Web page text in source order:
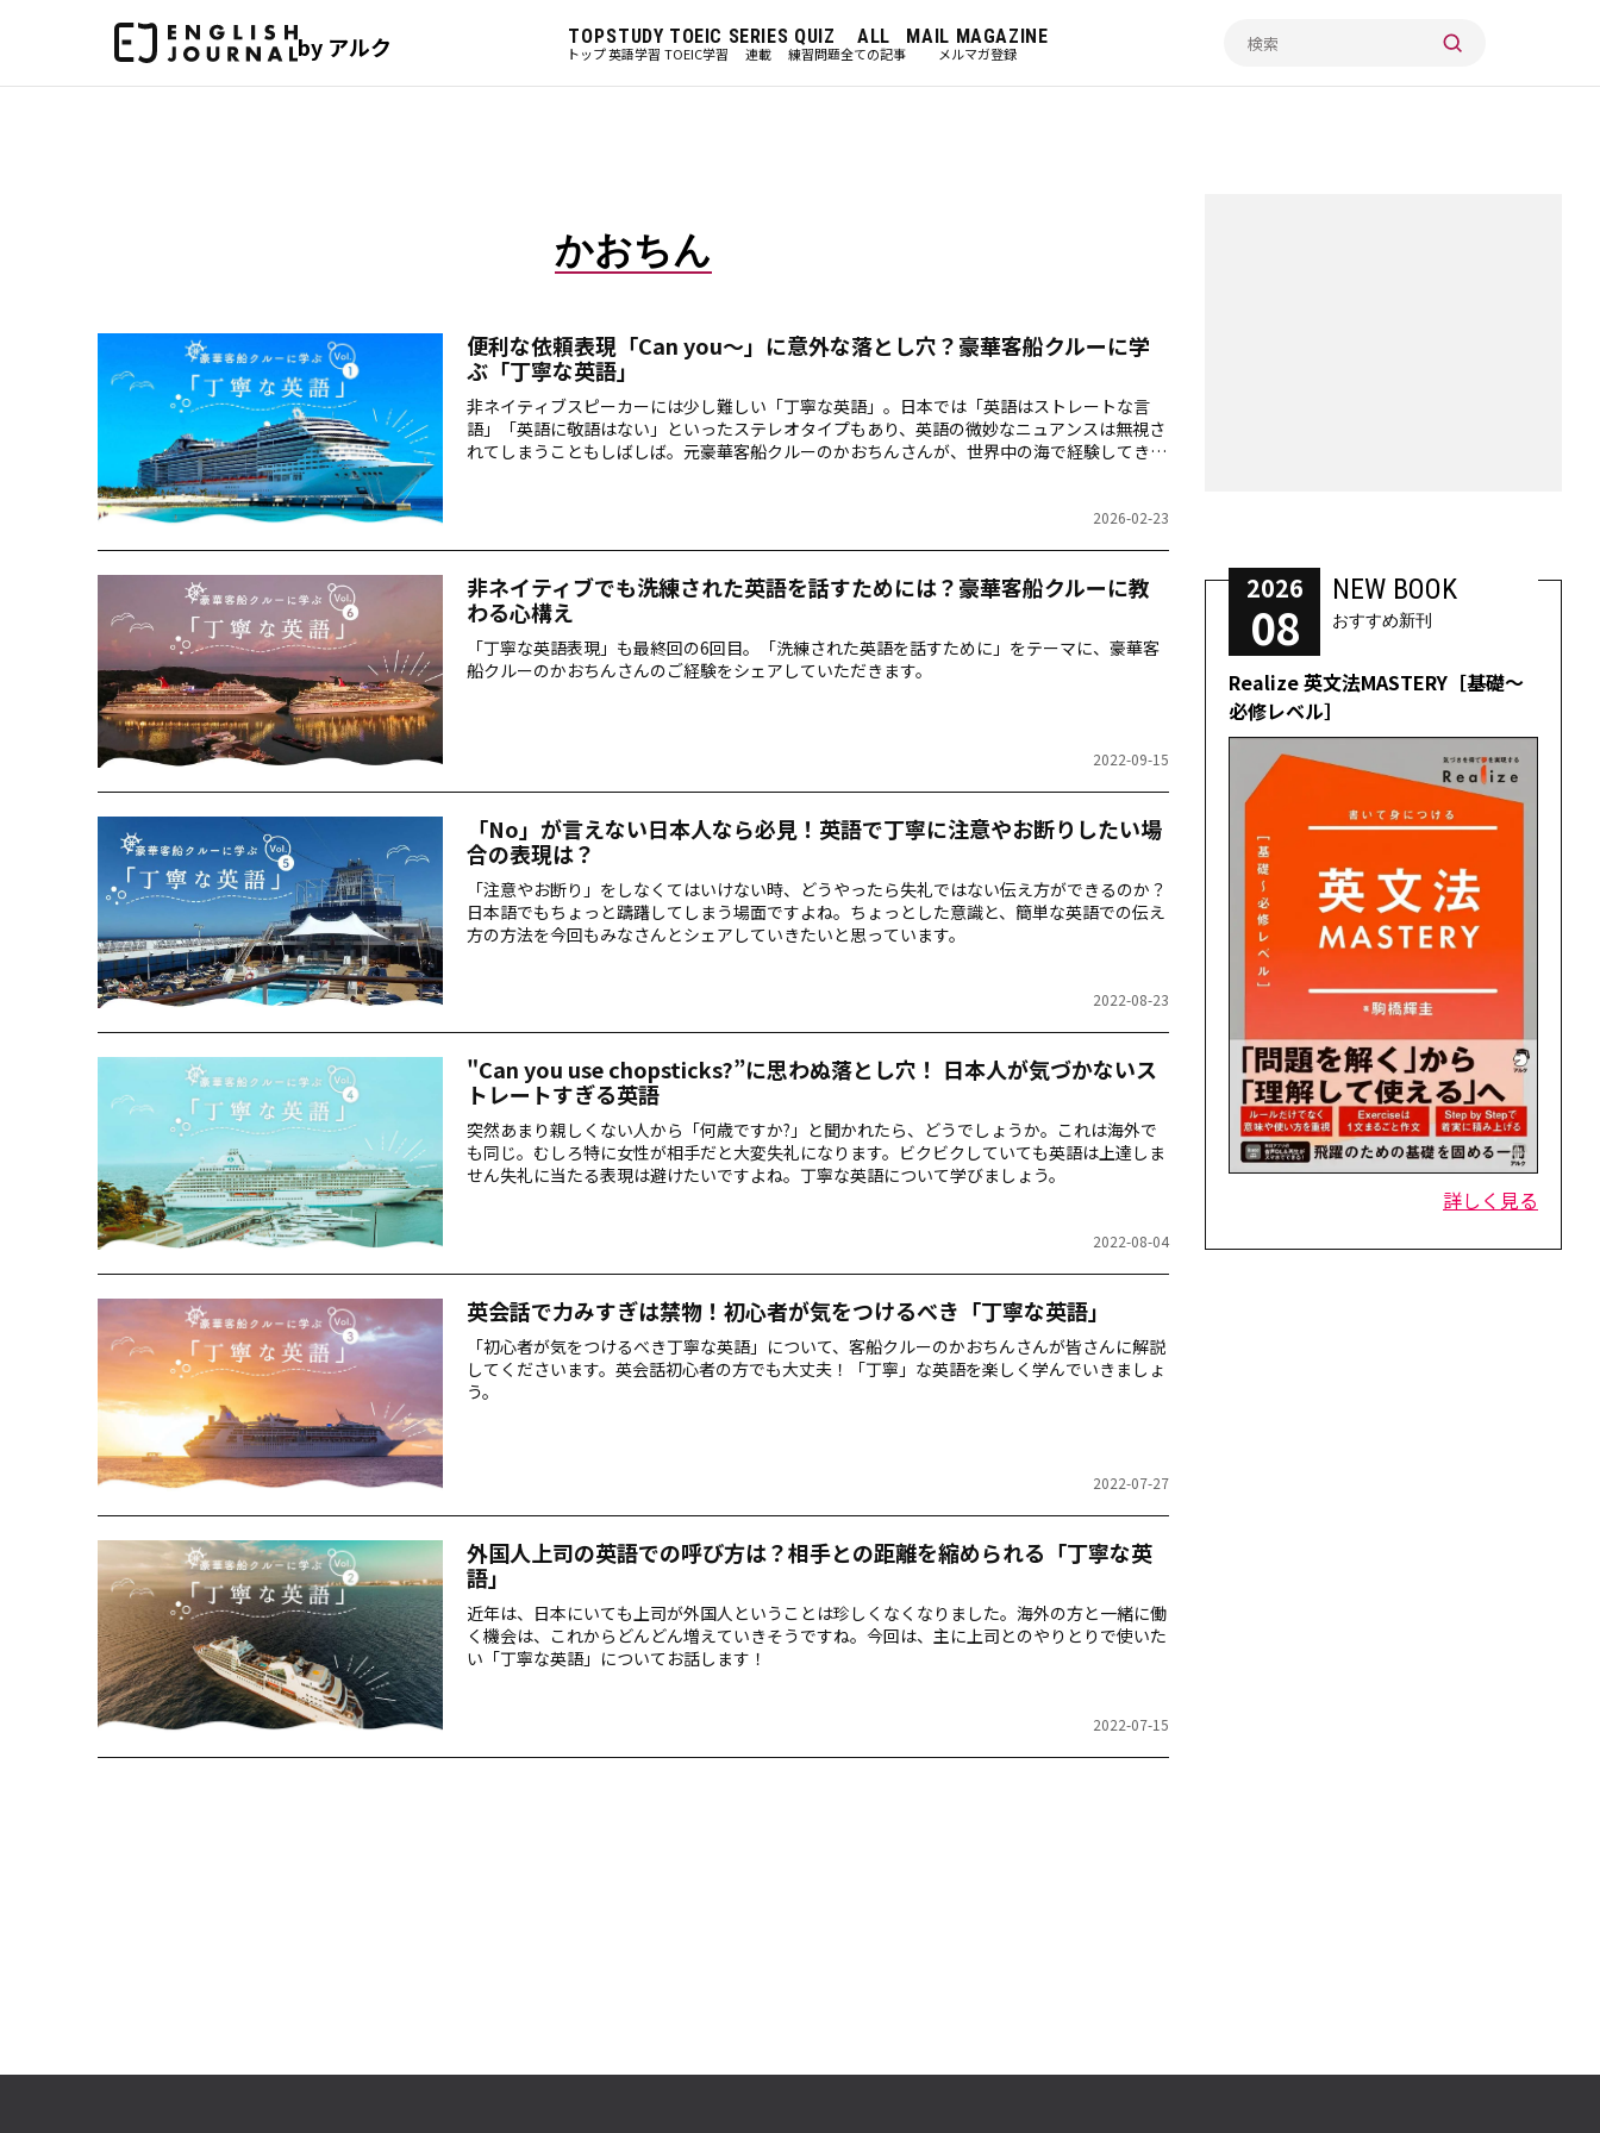
by アルク TOP
トップ
STUDY
英語学習
TOEIC
TOEIC学習
SERIES
連載
QUIZ
練習問題
ALL
全ての記事
MAIL MAGAZINE
メルマガ登録
かおちん
便利な依頼表現「Can you～」に意外な落とし穴？豪華客船クルーに学
ぶ「丁寧な英語」
非ネイティブスピーカーには少し難しい「丁寧な英語」。日本では「英語はストレートな言
語」「英語に敬語はない」といったステレオタイプもあり、英語の微妙なニュアンスは無視さ
れてしまうこともしばしば。元豪華客船クルーのかおちんさんが、世界中の海で経験してきた
2026-02-23
非ネイティブでも洗練された英語を話すためには？豪華客船クルーに教
わる心構え
「丁寧な英語表現」も最終回の6回目。「洗練された英語を話すために」をテーマに、豪華客
船クルーのかおちんさんのご経験をシェアしていただきます。
2022-09-15
「No」が言えない日本人なら必見！英語で丁寧に注意やお断りしたい場
合の表現は？
「注意やお断り」をしなくてはいけない時、どうやったら失礼ではない伝え方ができるのか？
日本語でもちょっと躊躇してしまう場面ですよね。ちょっとした意識と、簡単な英語での伝え
方の方法を今回もみなさんとシェアしていきたいと思っています。
2022-08-23
"Can you use chopsticks?”に思わぬ落とし穴！ 日本人が気づかないス
トレートすぎる英語
突然あまり親しくない人から「何歳ですか?」と聞かれたら、どうでしょうか。これは海外で
も同じ。むしろ特に女性が相手だと大変失礼になります。ビクビクしていても英語は上達しま
せん失礼に当たる表現は避けたいですよね。丁寧な英語について学びましょう。
2022-08-04
英会話で力みすぎは禁物！初心者が気をつけるべき「丁寧な英語」
「初心者が気をつけるべき丁寧な英語」について、客船クルーのかおちんさんが皆さんに解説
してくださいます。英会話初心者の方でも大丈夫！「丁寧」な英語を楽しく学んでいきましょ
う。
2022-07-27
外国人上司の英語での呼び方は？相手との距離を縮められる「丁寧な英
語」
近年は、日本にいても上司が外国人ということは珍しくなくなりました。海外の方と一緒に働
く機会は、これからどんどん増えていきそうですね。今回は、主に上司とのやりとりで使いた
い「丁寧な英語」についてお話します！
2022-07-15
2026
08
NEW BOOK
おすすめ新刊
Realize 英文法MASTERY［基礎～
必修レベル］
詳しく見る